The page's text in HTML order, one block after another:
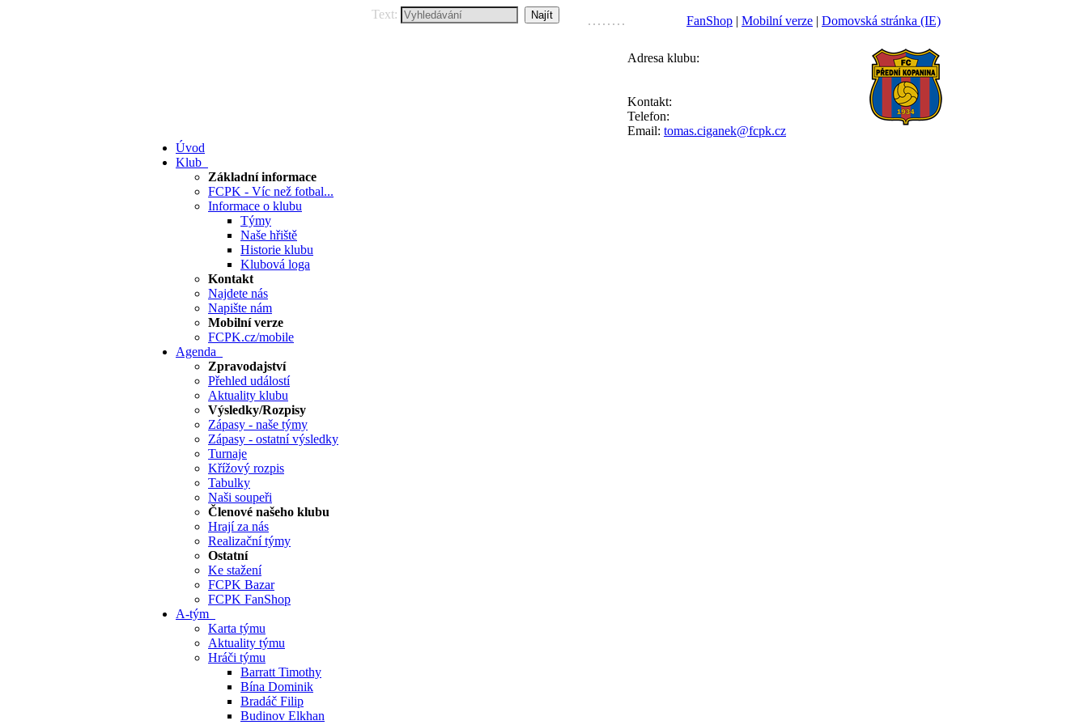
Text: FanShop | Mobilní verze | Domovská stránka (IE)
Adresa klubu:
Kontakt:
Telefon:
Email: tomas.ciganek@fcpk.cz
Úvod
Klub
Základní informace
FCPK - Víc než fotbal...
Informace o klubu
Týmy
Naše hřiště
Historie klubu
Klubová loga
Kontakt
Najdete nás
Napište nám
Mobilní verze
FCPK.cz/mobile
Agenda
Zpravodajství
Přehled událostí
Aktuality klubu
Výsledky/Rozpisy
Zápasy - naše týmy
Zápasy - ostatní výsledky
Turnaje
Křížový rozpis
Tabulky
Naši soupeři
Členové našeho klubu
Hrají za nás
Realizační týmy
Ostatní
Ke stažení
FCPK Bazar
FCPK FanShop
A-tým
Karta týmu
Aktuality týmu
Hráči týmu
Barratt Timothy
Bína Dominik
Bradáč Filip
Budinov Elkhan